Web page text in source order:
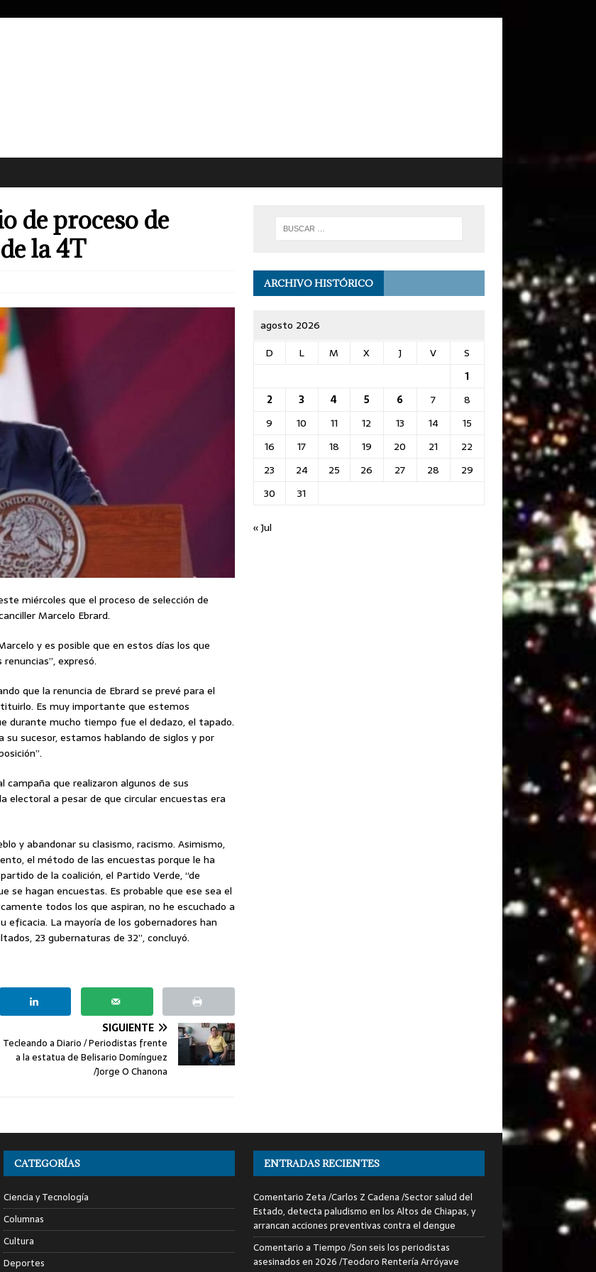
de proceso de
la 4T
miércoles que el proceso de selección de
Marcelo Ebrard.
y es posible que en estos días los que
expresó.
que la renuncia de Ebrard se prevé para el
Es muy importante que estemos
durante mucho tiempo fue el dedazo, el tapado.
su sucesor, estamos hablando de siglos y por
que realizaron algunos de sus
electoral a pesar de que circular encuestas era
y abandonar su clasismo, racismo. Asimismo,
el método de las encuestas porque le ha
de la coalición, el Partido Verde, “de
hagan encuestas. Es probable que ese sea el
todos los que aspiran, no he escuchado a
eficacia. La mayoría de los gobernadores han
23 gubernaturas de 32”, concluyó.
SIGUIENTE
Tecleando a Diario / Periodistas frente
a la estatua de Belisario Domínguez
/Jorge O Chanona
ARCHIVO HISTÓRICO
agosto 2026
D
L M X J V
S
1
2
3 4 5 6 7
8
9
10 11 12 13 14
15
16
17 18 19 20 21
22
23
24 25 26 27 28
29
30
31
« Jul
CATEGORÍAS
Ciencia y Tecnología
Columnas
Cultura
Deportes
ENTRADAS RECIENTES
Comentario Zeta /Carlos Z Cadena /Sector salud del
Estado, detecta paludismo en los Altos de Chiapas, y
arrancan acciones preventivas contra el dengue
Comentario a Tiempo /Son seis los periodistas
asesinados en 2026 /Teodoro Rentería Arróyave